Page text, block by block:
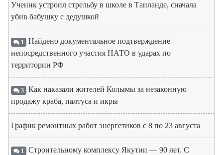
Ученик устроил стрельбу в школе в Таиланде, сначала
убив бабушку с дедушкой
1 Найдено документальное подтверждение
непосредственного участия НАТО в ударах по
территории РФ
3 Как наказали жителей Колымы за незаконную
продажу краба, палтуса и икры
График ремонтных работ энергетиков с 8 по 23 августа
1 Строительному комплексу Якутии — 90 лет. С